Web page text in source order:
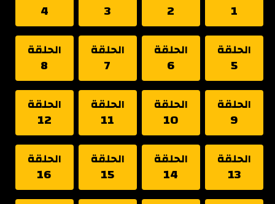
1
2
3
4
الحلقة
5
الحلقة
6
الحلقة
7
الحلقة
8
الحلقة
9
الحلقة
10
الحلقة
11
الحلقة
12
الحلقة
13
الحلقة
14
الحلقة
15
الحلقة
16